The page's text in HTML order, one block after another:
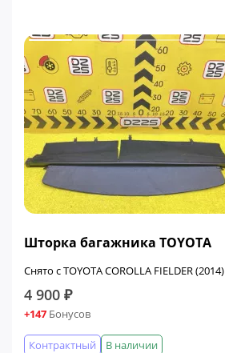
Шторка багажника TOYOTA
Снято с TOYOTA COROLLA FIELDER (2014)
4 900 ₽
+147 Бонусов
В наличии
Контрактный